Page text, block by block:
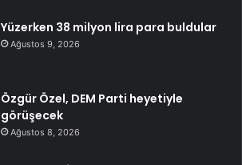
Yüzerken 38 milyon lira para buldular
Ağustos 9, 2026
Özgür Özel, DEM Parti heyetiyle
görüşecek
Ağustos 8, 2026